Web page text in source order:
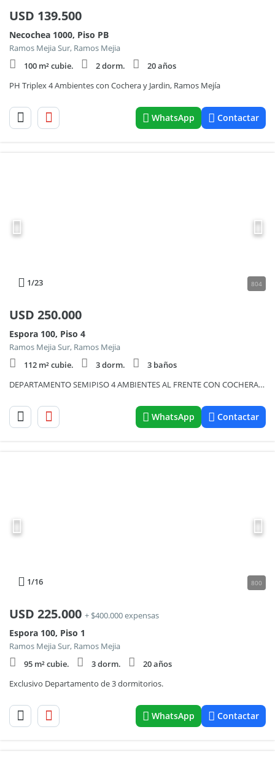
USD 139.500
Necochea 1000, Piso PB
Ramos Mejia Sur, Ramos Mejia
100 m² cubie.
2 dorm.
20 años
PH Triplex 4 Ambientes con Cochera y Jardin, Ramos Mejía
WhatsApp Contactar
1/23 804
USD 250.000
Espora 100, Piso 4
Ramos Mejia Sur, Ramos Mejia
112 m² cubie.
3 dorm.
3 baños
DEPARTAMENTO SEMIPISO 4 AMBIENTES AL FRENTE CON COCHERA Y BAULERA EN CENTRO DE RAMOS MEJIA
WhatsApp Contactar
1/16 800
USD 225.000 + $400.000 expensas
Espora 100, Piso 1
Ramos Mejia Sur, Ramos Mejia
95 m² cubie.
3 dorm.
20 años
Exclusivo Departamento de 3 dormitorios.
WhatsApp Contactar